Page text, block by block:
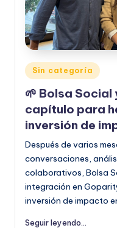
Publicado
en
Sin categoría
🌱 Bolsa
capítulo para
inversión de
Después de varios
conversaciones,
colaborativos, Bolsa
integración en
inversión de impacto
Seguir leyendo...